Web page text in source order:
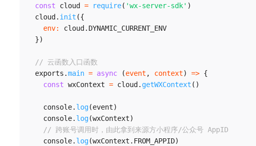
const cloud = require( 'wx-server-sdk' )
cloud . init ({
env: cloud . DYNAMIC_CURRENT_ENV
})
// 云函数入口函数
exports .main = async (event , context) => {
const wxContext = cloud . getWXContext ( )
  console
. log(event)
  console
. log(wxContext)
// 跨账号调用时，由此拿到来源方小程序/公众号 AppID
  console
. log(wxContext . FROM_APPID)